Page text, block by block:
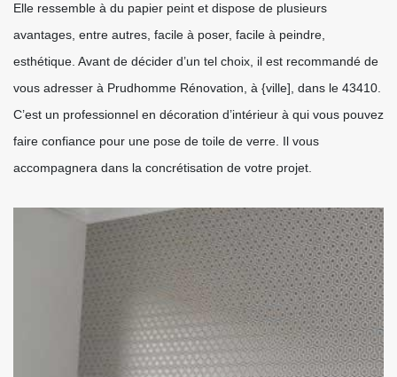
Elle ressemble à du papier peint et dispose de plusieurs
avantages, entre autres, facile à poser, facile à peindre,
esthétique. Avant de décider d’un tel choix, il est recommandé de
vous adresser à Prudhomme Rénovation, à {ville], dans le 43410.
C’est un professionnel en décoration d’intérieur à qui vous pouvez
faire confiance pour une pose de toile de verre. Il vous
accompagnera dans la concrétisation de votre projet.